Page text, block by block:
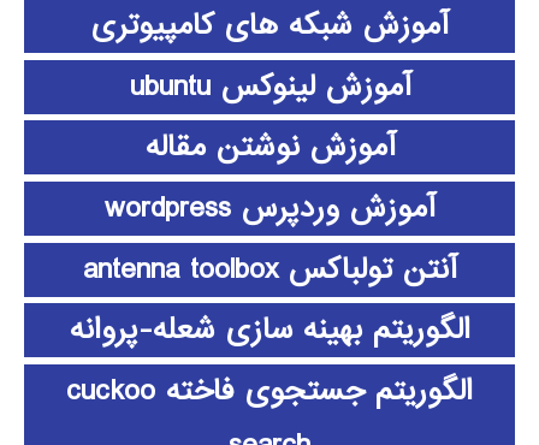
آموزش شبکه های کامپیوتری
آموزش لینوکس ubuntu
آموزش نوشتن مقاله
آموزش وردپرس wordpress
آنتن تولباکس antenna toolbox
الگوریتم بهینه سازی شعله-پروانه
الگوریتم جستجوی فاخته cuckoo